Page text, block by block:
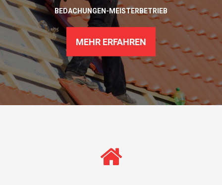
BEDACHUNGEN-MEISTERBETRIEB
MEHR ERFAHREN